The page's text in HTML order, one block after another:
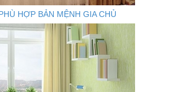
HỢP BẢN MỆNH GIA CHỦ